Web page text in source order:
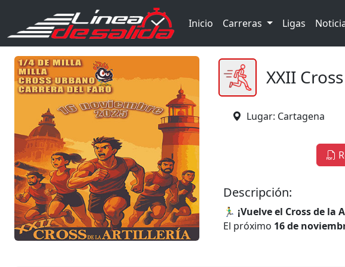
Inicio Carreras Ligas
XXII
Lugar: Cartagena
Descripción:
🏃‍♂️ ¡Vuelve el Cross de la
El próximo 16 de
, una de
gran repercusión tanto